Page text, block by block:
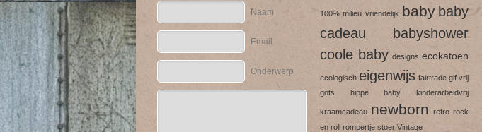
Naam
Email
Onderwerp
100% milieu vriendelijk baby baby
cadeau
babyshower
coole baby designs ecokatoen
ecologisch eigenwijs fairtrade gif vrij
gots
hippe baby kinderarbeidvrij
kraamcadeau newborn retro rock
en roll rompertje stoer Vintage